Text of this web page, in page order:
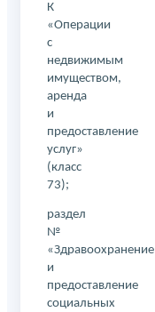
К
«Операции
с
недвижимым
имуществом,
аренда
и
предоставление
услуг»
(класс
73);
раздел
№
«Здравоохранение
и
предоставление
социальных